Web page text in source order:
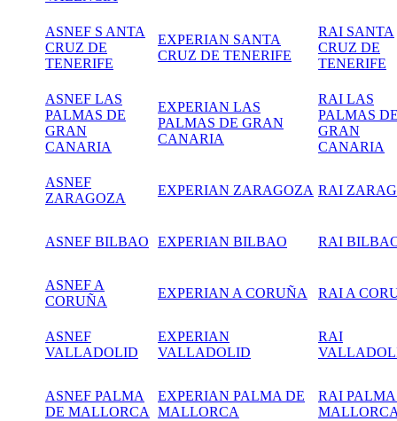
ASNEF S ANTA
CRUZ DE
TENERIFE
EXPERIAN SANTA
CRUZ DE TENERIFE
RAI SANTA
CRUZ DE
TENERIFE
ASNEF LAS
PALMAS DE
GRAN
CANARIA
EXPERIAN LAS
PALMAS DE GRAN
CANARIA
RAI LAS
PALMAS
GRAN
CANARIA
ASNEF
ZARAGOZA
EXPERIAN ZARAGOZA RAI
ASNEF BILBAO EXPERIAN BILBAO RAI
ASNEF A
CORUÑA
EXPERIAN A CORUÑA RAI A
ASNEF
VALLADOLID
EXPERIAN
VALLADOLID
RAI
ASNEF PALMA
DE MALLORCA
EXPERIAN PALMA DE
MALLORCA
RAI